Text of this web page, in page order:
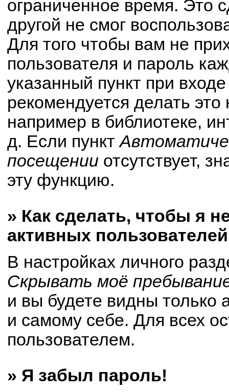
ограниченное время. Это
другой не смог
Для того чтобы вам не
пользователя и пароль
указанный пункт при
рекомендуется делать
например в библиотеке,
д. Если пункт
посещении отсутствует,
эту функцию.
» Как сделать, чтобы я
активных
В настройках личного
Скрывать моё
и вы будете видны только
и самому себе. Для всех
пользователем.
» Я забыл пароль!